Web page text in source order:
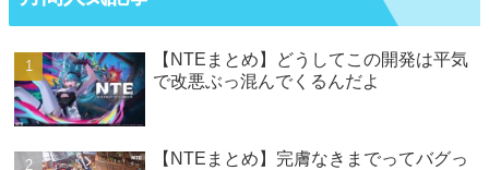
【NTEまとめ】どうしてこの開発は平気
で改悪ぶっ混んでくるんだよ
【NTEまとめ】完膚なきまでってバグっ